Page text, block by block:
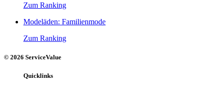
Zum Ranking
Modeläden: Familienmode
Zum Ranking
© 2026 ServiceValue
Quicklinks